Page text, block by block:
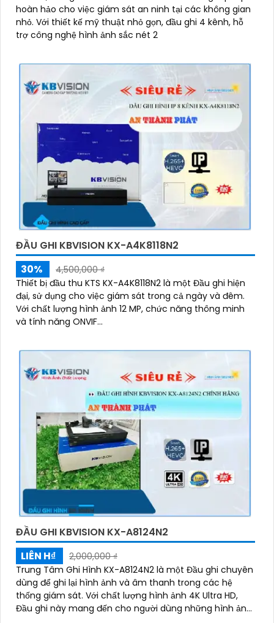
hoàn hảo cho việc giám sát an ninh tại các không gian
nhỏ. Với thiết kế mỹ thuật nhỏ gọn, đầu ghi 4 kênh, hỗ
trợ công nghệ hình ảnh sắc nét 2
ĐẦU GHI KBVISION KX-A4K8118N2
30%
4,500,000 ₫
Thiết bị đầu thu KTS KX-A4K8118N2 là một Đầu ghi hiện
đại, sử dụng cho việc giám sát trong cả ngày và đêm.
Với chất lượng hình ảnh 12 MP, chức năng thông minh
và tính năng ONVIF...
ĐẦU GHI KBVISION KX-A8124N2
LIÊN H₫
2,000,000 ₫
Trung Tâm Ghi Hình KX-A8124N2 là một Đầu ghi chuyên
dùng để ghi lại hình ảnh và âm thanh trong các hệ
thống giám sát. Với chất lượng hình ảnh 4K Ultra HD,
Đầu ghi này mang đến cho người dùng những hình ảnh